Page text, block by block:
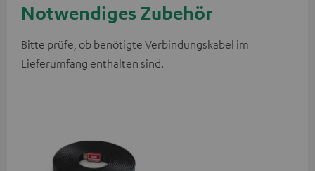
Notwendiges Zubehör
Bitte prüfe, ob benötigte Verbindungskabel im
Lieferumfang enthalten sind.